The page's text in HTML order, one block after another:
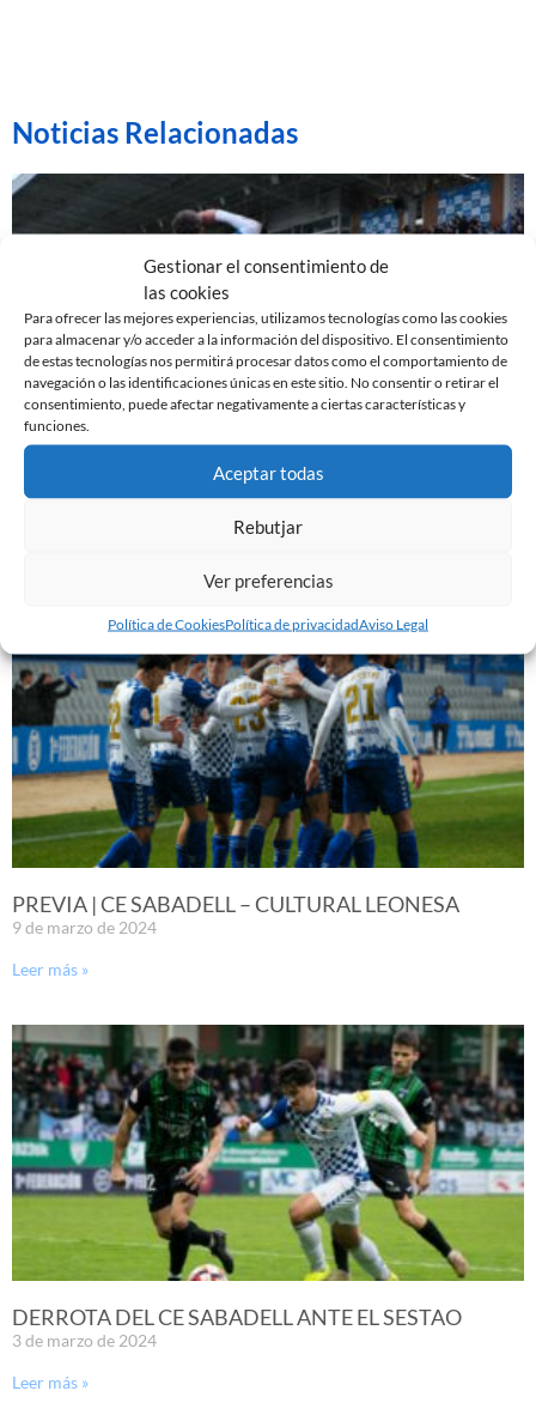
Gestionar el consentimiento de
las cookies
Para ofrecer las mejores experiencias, utilizamos tecnologías como las cookies
para almacenar y/o acceder a la información del dispositivo. El consentimiento
de estas tecnologías nos permitirá procesar datos como el comportamiento de
navegación o las identificaciones únicas en este sitio. No consentir o retirar el
consentimiento, puede afectar negativamente a ciertas características y
funciones.
Aceptar todas
Rebutjar
Ver preferencias
Política de CookiesPolítica de privacidadAviso Legal
Noticias Relacionadas
EL SABADELL EMPATA ANTE LA CULTURAL EN LA
NOVA CREU ALTA
PREVIA | CE SABADELL – CULTURAL LEONESA
9 de marzo de 2024
Leer más »
DERROTA DEL CE SABADELL ANTE EL SESTAO
3 de marzo de 2024
Leer más »